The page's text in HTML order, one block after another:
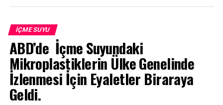
İÇME SUYU
ABD’de İçme Suyundaki
Mikroplastiklerin Ülke Genelinde
İzlenmesi İçin Eyaletler Biraraya
Geldi.